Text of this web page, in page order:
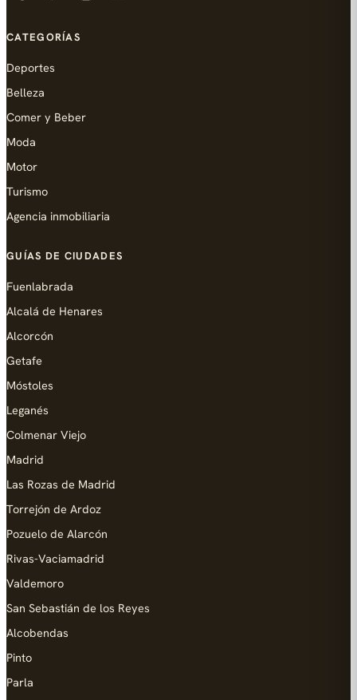
CATEGORÍAS
Deportes
Belleza
Comer y Beber
Moda
Motor
Turismo
Agencia inmobiliaria
GUÍAS DE CIUDADES
Fuenlabrada
Alcalá de Henares
Alcorcón
Getafe
Móstoles
Leganés
Colmenar Viejo
Madrid
Las Rozas de Madrid
Torrejón de Ardoz
Pozuelo de Alarcón
Rivas-Vaciamadrid
Valdemoro
San Sebastián de los Reyes
Alcobendas
Pinto
Parla